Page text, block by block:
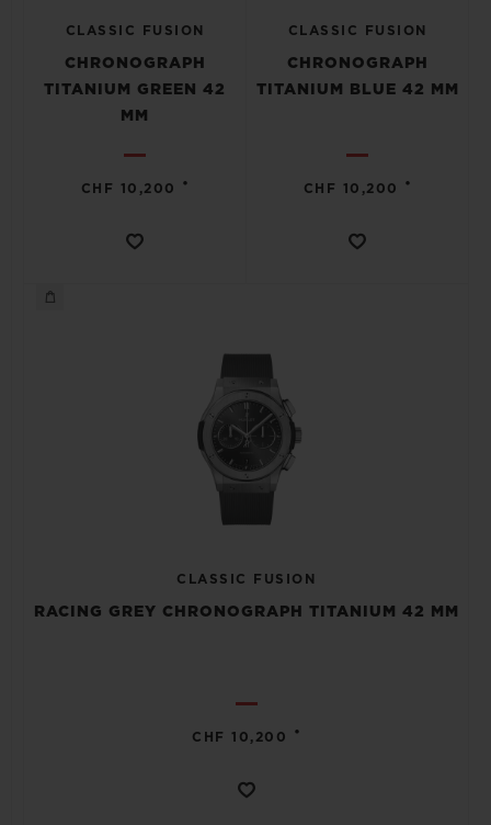
CLASSIC FUSION
CHRONOGRAPH
TITANIUM GREEN 42
MM
CHF 10,200 •
CLASSIC FUSION
CHRONOGRAPH
TITANIUM BLUE 42 MM
CHF 10,200 •
CLASSIC FUSION
RACING GREY CHRONOGRAPH TITANIUM 42 MM
CHF 10,200 •